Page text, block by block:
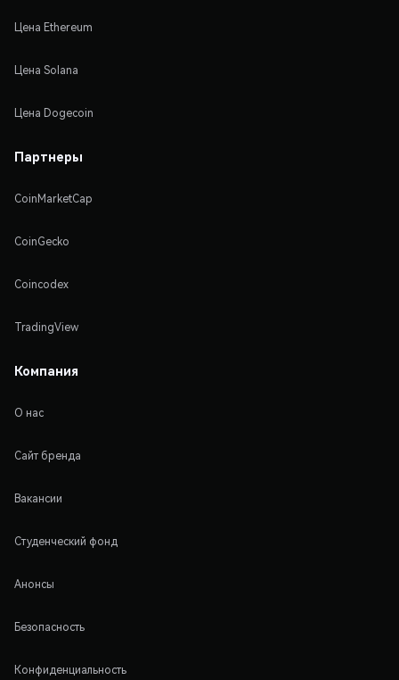
Цена Ethereum
Цена Solana
Цена Dogecoin
Партнеры
CoinMarketCap
CoinGecko
Coincodex
TradingView
Компания
О нас
Сайт бренда
Вакансии
Студенческий фонд
Анонсы
Безопасность
Конфиденциальность